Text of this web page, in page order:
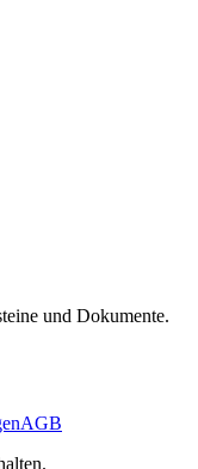
und Dokumente.
AGB